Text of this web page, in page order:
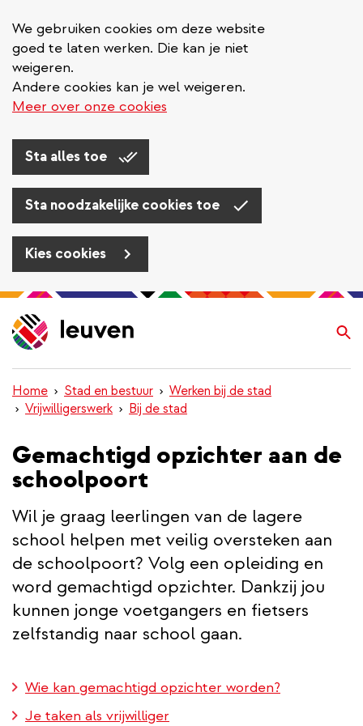
We gebruiken cookies om deze website
goed te laten werken. Die kan je niet
weigeren.
Andere cookies kan je wel weigeren.
Meer over onze cookies
Sta alles toe
Sta noodzakelijke cookies toe
Kies cookies
Overslaan
en
naar
inhoud
gaan
Home Stad en bestuur
Werken bij de stad
Vrijwilligerswerk
Bij de stad
Gemachtigd opzichter aan de
schoolpoort
Wil je graag leerlingen van de lagere
school helpen met veilig oversteken aan
de schoolpoort? Volg een opleiding en
word gemachtigd opzichter. Dankzij jou
kunnen jonge voetgangers en fietsers
zelfstandig naar school gaan.
Wie kan gemachtigd opzichter worden?
Je taken als vrijwilliger